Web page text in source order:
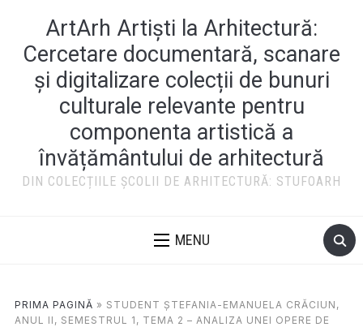
ArtArh Artiști la Arhitectură:
Cercetare documentară, scanare
și digitalizare colecții de bunuri
culturale relevante pentru
componenta artistică a
învățământului de arhitectură
DIN COLECȚIILE ȘCOLII DE ARHITECTURĂ: STUFOARH
MENU
PRIMA PAGINĂ » STUDENT ȘTEFANIA-EMANUELA CRĂCIUN,
ANUL II, SEMESTRUL 1, TEMA 2 – ANALIZA UNEI OPERE DE